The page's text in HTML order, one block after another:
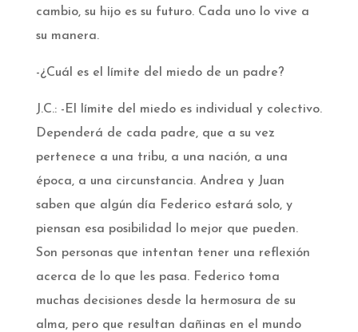
cambio, su hijo es su futuro. Cada uno lo vive a
su manera.
-¿Cuál es el límite del miedo de un padre?
J.C.: -El límite del miedo es individual y colectivo.
Dependerá de cada padre, que a su vez
pertenece a una tribu, a una nación, a una
época, a una circunstancia. Andrea y Juan
saben que algún día Federico estará solo, y
piensan esa posibilidad lo mejor que pueden.
Son personas que intentan tener una reflexión
acerca de lo que les pasa. Federico toma
muchas decisiones desde la hermosura de su
alma, pero que resultan dañinas en el mundo